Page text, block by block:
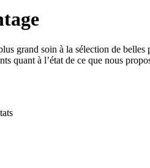
grand soin à la sélection de
quant à l’état de ce que nous
nos articles de décoration vintage
en verre de Venise se regarde
à dénicher des pièces d’exception